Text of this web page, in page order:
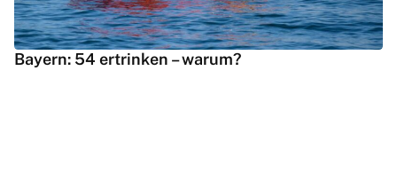
Bayern: 54 ertrinken – warum?